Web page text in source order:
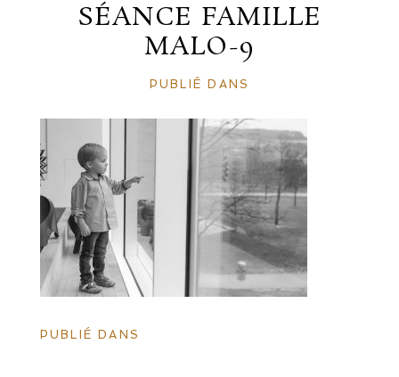
SÉANCE FAMILLE
MALO-9
PUBLIÉ DANS
PUBLIÉ DANS